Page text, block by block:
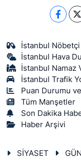
İstanbul
İstanbul Hava
İstanbul Namaz
İstanbul Trafik
Puan Durumu
Tüm Manşetler
Son Dakika
Haber Arşivi
SİYASET